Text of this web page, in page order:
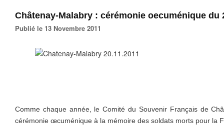
Châtenay-Malabry : cérémonie oecuménique du
Publié le 13 Novembre 2011
Comme chaque année, le Comité du Souvenir Français de
cérémonie œcuménique à la mémoire des soldats morts pour la